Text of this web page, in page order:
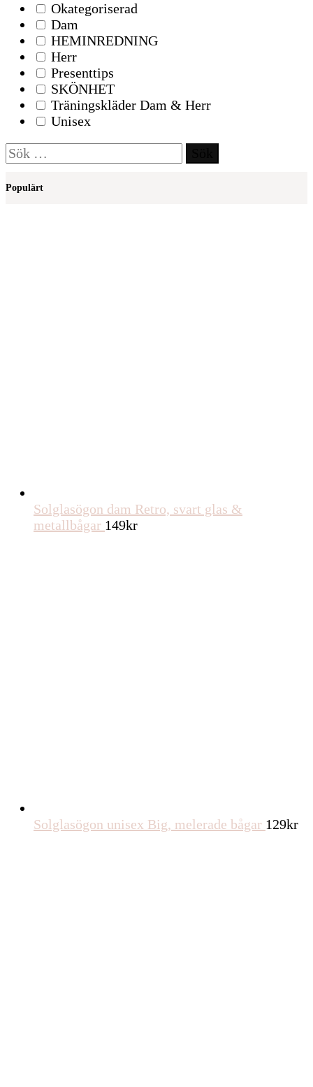
Okategoriserad
Dam
HEMINREDNING
Herr
Presenttips
SKÖNHET
Träningskläder Dam & Herr
Unisex
Sök
efter:
Populärt
Solglasögon dam Retro, svart glas &
metallbågar 149kr
Solglasögon unisex Big, melerade bågar 129kr